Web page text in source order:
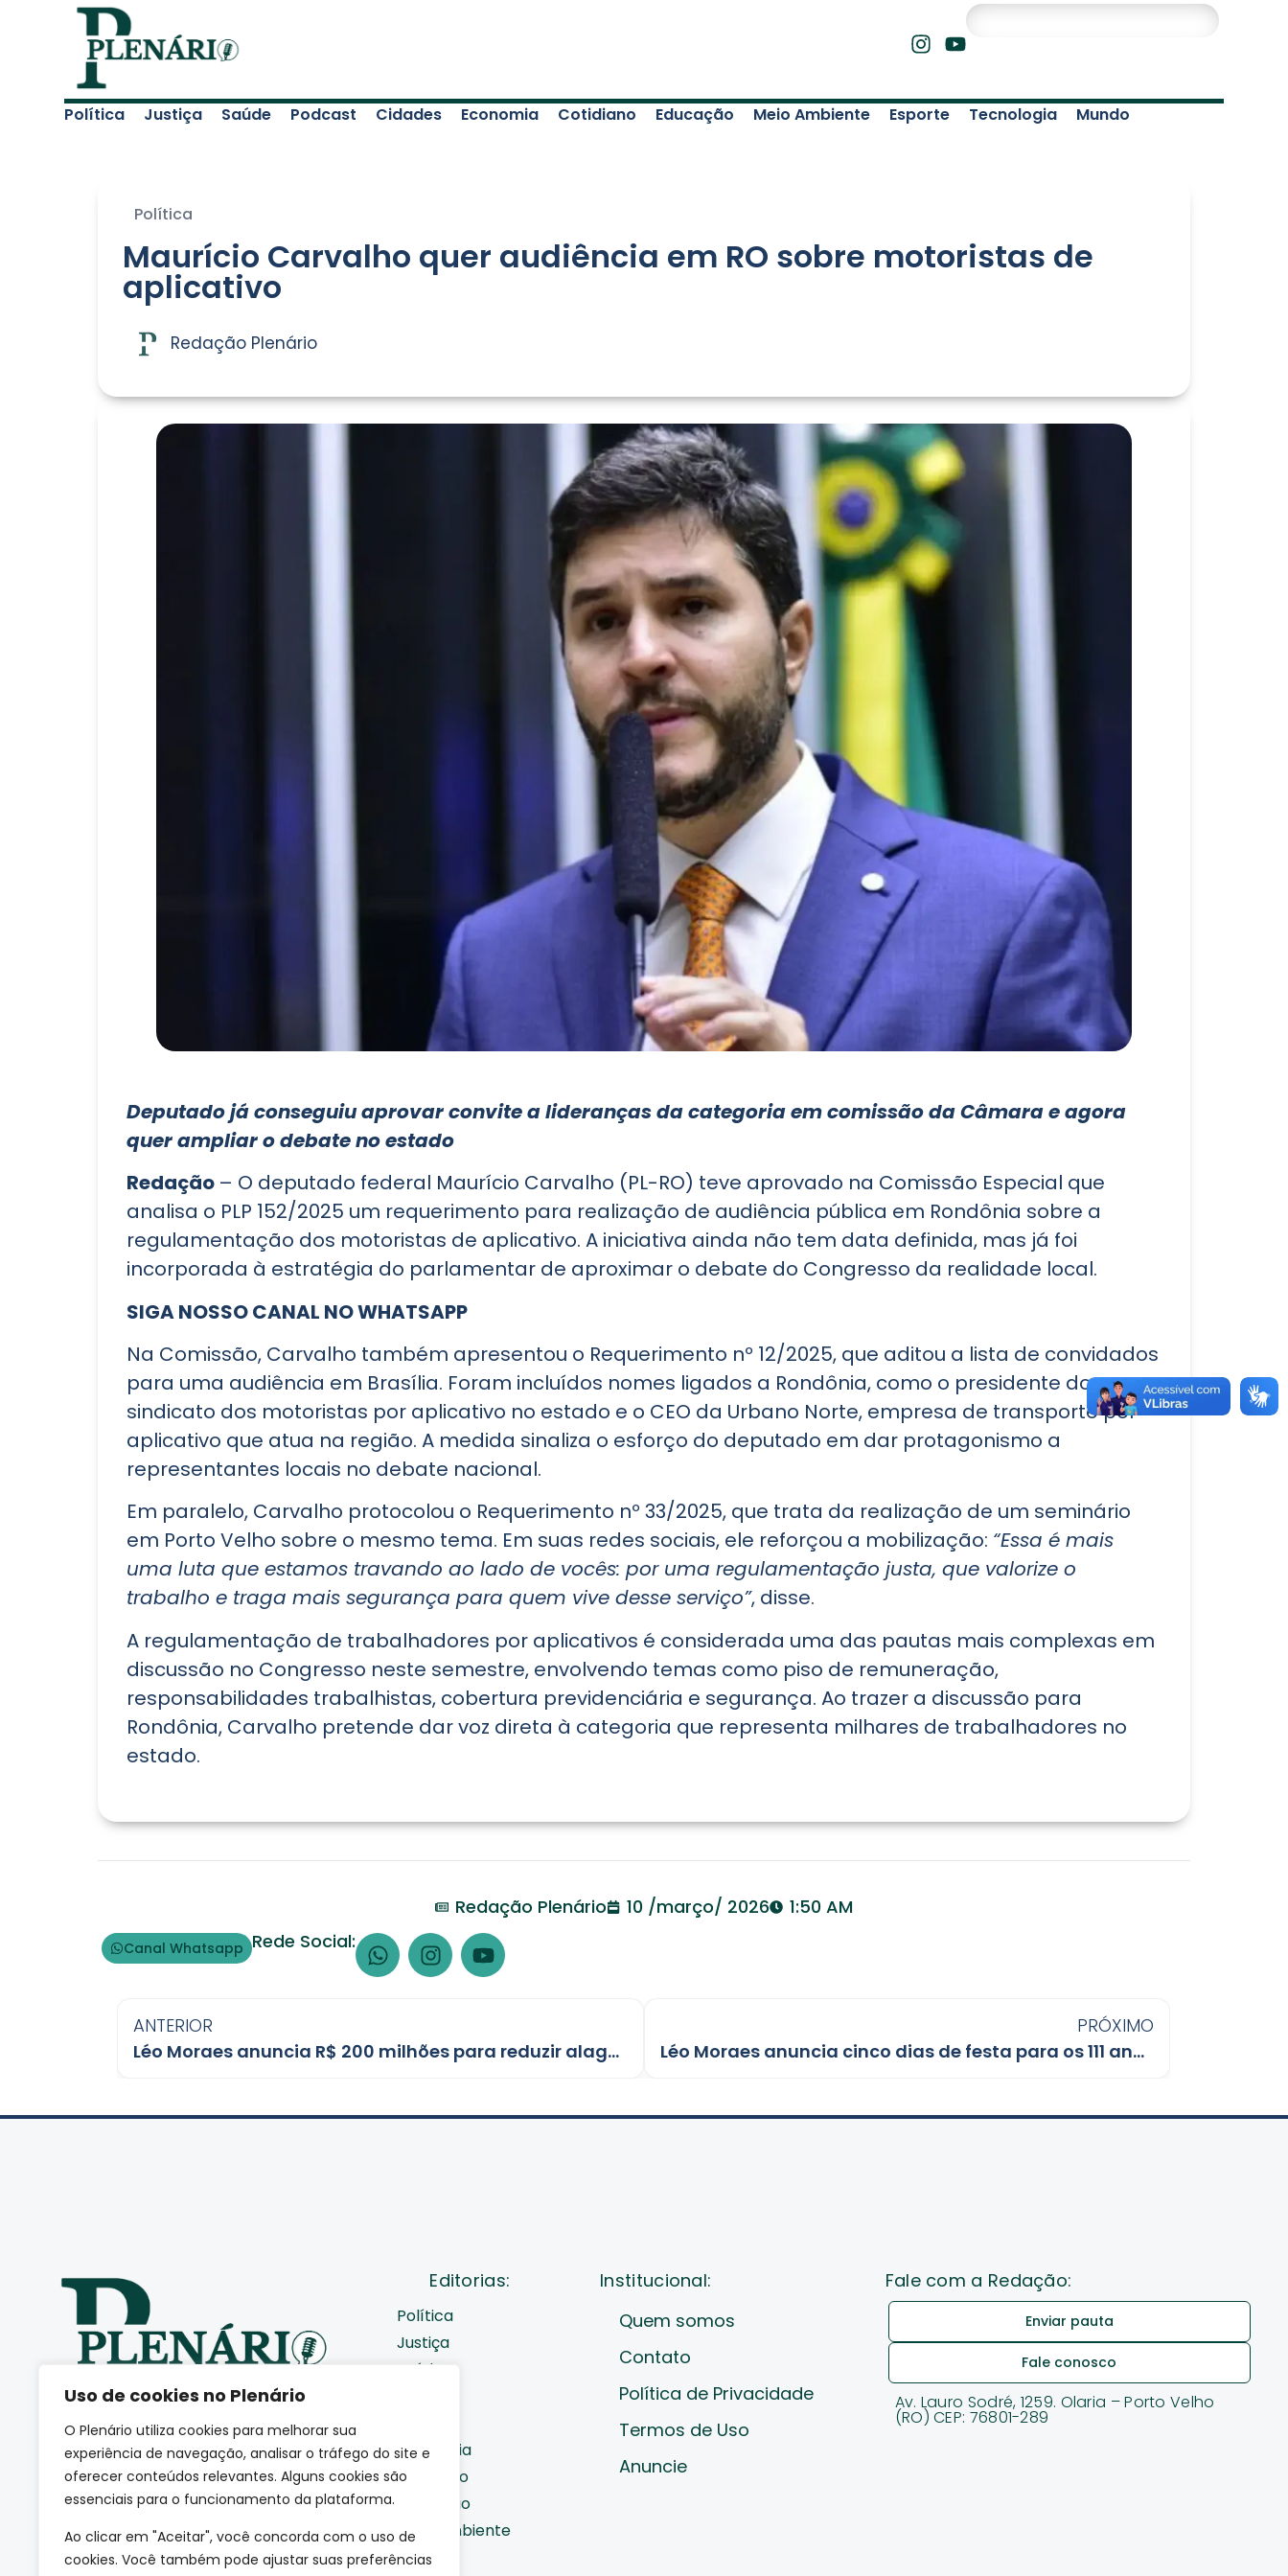
Uso de cookies no Plenário
O Plenário utiliza cookies para melhorar sua
experiência de navegação, analisar o tráfego do site e
oferecer conteúdos relevantes. Alguns cookies são
essenciais para o funcionamento da plataforma.
Ao clicar em "Aceitar", você concorda com o uso de
cookies. Você também pode ajustar suas preferências
Política Justiça Saúde Podcast Cidades Economia Cotidiano Educação Meio Ambiente Esporte Tecnologia Mundo
Política
Maurício Carvalho quer audiência em RO sobre motoristas de
aplicativo
Redação Plenário
Deputado já conseguiu aprovar convite a lideranças da categoria em comissão da Câmara e agora
quer ampliar o debate no estado
Redação – O deputado federal Maurício Carvalho (PL-RO) teve aprovado na Comissão Especial que
analisa o PLP 152/2025 um requerimento para realização de audiência pública em Rondônia sobre a
regulamentação dos motoristas de aplicativo. A iniciativa ainda não tem data definida, mas já foi
incorporada à estratégia do parlamentar de aproximar o debate do Congresso da realidade local.
SIGA NOSSO CANAL NO WHATSAPP
Na Comissão, Carvalho também apresentou o Requerimento nº 12/2025, que aditou a lista de convidados
para uma audiência em Brasília. Foram incluídos nomes ligados a Rondônia, como o presidente do
sindicato dos motoristas por aplicativo no estado e o CEO da Urbano Norte, empresa de transporte por
aplicativo que atua na região. A medida sinaliza o esforço do deputado em dar protagonismo a
representantes locais no debate nacional.
Em paralelo, Carvalho protocolou o Requerimento nº 33/2025, que trata da realização de um seminário
em Porto Velho sobre o mesmo tema. Em suas redes sociais, ele reforçou a mobilização: “Essa é mais
uma luta que estamos travando ao lado de vocês: por uma regulamentação justa, que valorize o
trabalho e traga mais segurança para quem vive desse serviço”, disse.
A regulamentação de trabalhadores por aplicativos é considerada uma das pautas mais complexas em
discussão no Congresso neste semestre, envolvendo temas como piso de remuneração,
responsabilidades trabalhistas, cobertura previdenciária e segurança. Ao trazer a discussão para
Rondônia, Carvalho pretende dar voz direta à categoria que representa milhares de trabalhadores no
estado.
Redação Plenário 10 /março/ 2026 1:50 AM
Canal Whatsapp Rede Social:
ANTERIOR
Léo Moraes anuncia R$ 200 milhões para reduzir alagamentos em PVH
PRÓXIMO
Léo Moraes anuncia cinco dias de festa para os 111 anos de Porto Velho
Somos uma agência de
jornalismo autoral que
acompanha de perto como a
sociedade se movimenta.
(CNPJ: 66.665.801/0001-84)
Editorias:
Política
Justiça
Saúde
Economia
Cotidiano
Educação
Meio Ambiente
Esporte
Institucional:
Quem somos
Contato
Política de Privacidade
Termos de Uso
Anuncie
Fale com a Redação:
Enviar pauta
Fale conosco
Av. Lauro Sodré, 1259. Olaria – Porto Velho
(RO) CEP: 76801-289